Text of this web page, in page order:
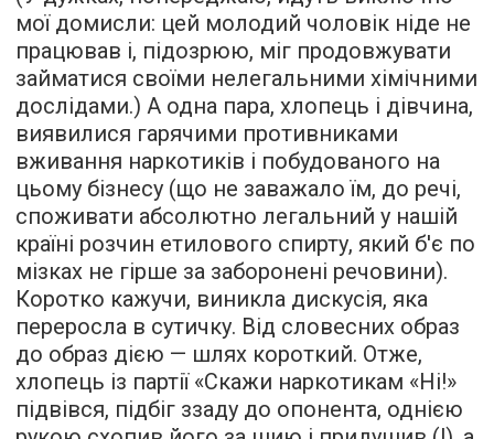
мої домисли: цей молодий чоловік ніде не
працював і, підозрюю, міг продовжувати
займатися своїми нелегальними хімічними
дослідами.) А одна пара, хлопець і дівчина,
виявилися гарячими противниками
вживання наркотиків і побудованого на
цьому бізнесу (що не заважало їм, до речі,
споживати абсолютно легальний у нашій
країні розчин етилового спирту, який б'є по
мізках не гірше за заборонені речовини).
Коротко кажучи, виникла дискусія, яка
переросла в сутичку. Від словесних образ
до образ дією — шлях короткий. Отже,
хлопець із партії «Скажи наркотикам «Ні!»
підвівся, підбіг ззаду до опонента, однією